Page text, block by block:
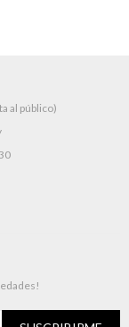
al público)